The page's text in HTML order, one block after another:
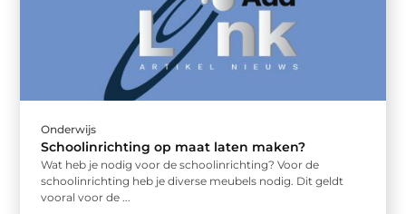
Onderwijs
Schoolinrichting op maat laten maken?
Wat heb je nodig voor de schoolinrichting? Voor de
schoolinrichting heb je diverse meubels nodig. Dit geldt
vooral voor de ...